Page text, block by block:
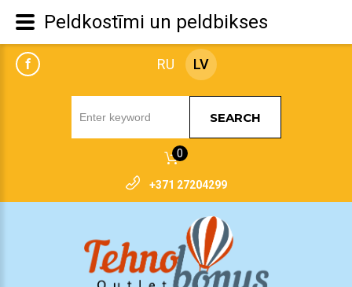
RU LV
f
SEARCH
0
+371 27204299
Peldkostīmi un peldbikses